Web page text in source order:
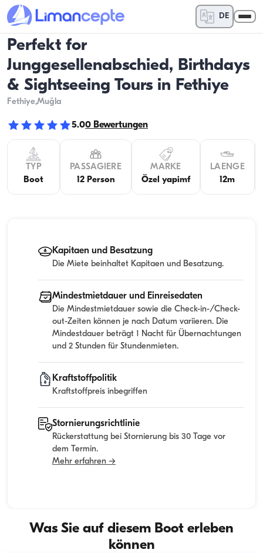
DE
Perfekt for
Junggesellenabschied, Birthdays
& Sightseeing Tours in Fethiye
Fethiye,Muğla
5.00 Bewertungen
TYP
Boot
PASSAGIERE
12 Person
MARKE
Özel yapimf
LAENGE
12m
Kapitaen und Besatzung
Die Miete beinhaltet Kapitaen und Besatzung.
Mindestmietdauer und Einreisedaten
Die Mindestmietdauer sowie die Check-in-/Check-
out-Zeiten können je nach Datum variieren. Die
Mindestdauer beträgt 1 Nacht für Übernachtungen
und 2 Stunden für Stundenmieten.
Kraftstoffpolitik
Kraftstoffpreis inbegriffen
Stornierungsrichtlinie
Rückerstattung bei Stornierung bis 30 Tage vor
dem Termin.
Mehr erfahren →
Was Sie auf diesem Boot erleben
können